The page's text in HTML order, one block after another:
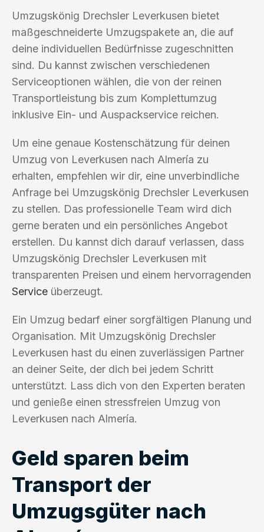
Umzugskönig Drechsler Leverkusen bietet
maßgeschneiderte Umzugspakete an, die auf
deine individuellen Bedürfnisse zugeschnitten
sind. Du kannst zwischen verschiedenen
Serviceoptionen wählen, die von der reinen
Transportleistung bis zum Komplettumzug
inklusive Ein- und Auspackservice reichen.
Um eine genaue Kostenschätzung für deinen
Umzug von Leverkusen nach Almería zu
erhalten, empfehlen wir dir, eine unverbindliche
Anfrage bei Umzugskönig Drechsler Leverkusen
zu stellen. Das professionelle Team wird dich
gerne beraten und ein persönliches Angebot
erstellen. Du kannst dich darauf verlassen, dass
Umzugskönig Drechsler Leverkusen mit
transparenten Preisen und einem hervorragenden
Service überzeugt.
Ein Umzug bedarf einer sorgfältigen Planung und
Organisation. Mit Umzugskönig Drechsler
Leverkusen hast du einen zuverlässigen Partner
an deiner Seite, der dich bei jedem Schritt
unterstützt. Lass dich von den Experten beraten
und genieße einen stressfreien Umzug von
Leverkusen nach Almería.
Geld sparen beim
Transport der
Umzugsgüter nach